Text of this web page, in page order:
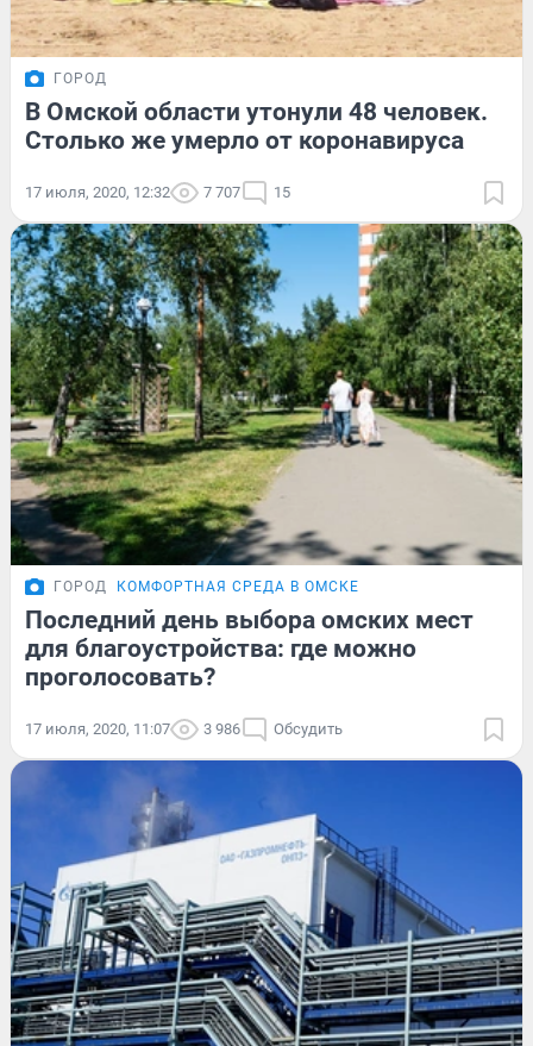
ГОРОД
В Омской области утонули 48 человек.
Столько же умерло от коронавируса
17 июля, 2020, 12:32 7 707 15
ГОРОД КОМФОРТНАЯ СРЕДА В ОМСКЕ
Последний день выбора омских мест
для благоустройства: где можно
проголосовать?
17 июля, 2020, 11:07 3 986 Обсудить